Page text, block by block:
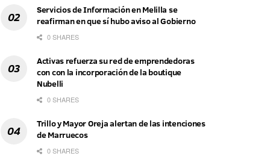
Servicios de Información en Melilla se
reafirman en que sí hubo aviso al Gobierno
0 SHARES
Activas refuerza su red de emprendedoras
con con la incorporación de la boutique
Nubelli
0 SHARES
Trillo y Mayor Oreja alertan de las intenciones
de Marruecos
0 SHARES